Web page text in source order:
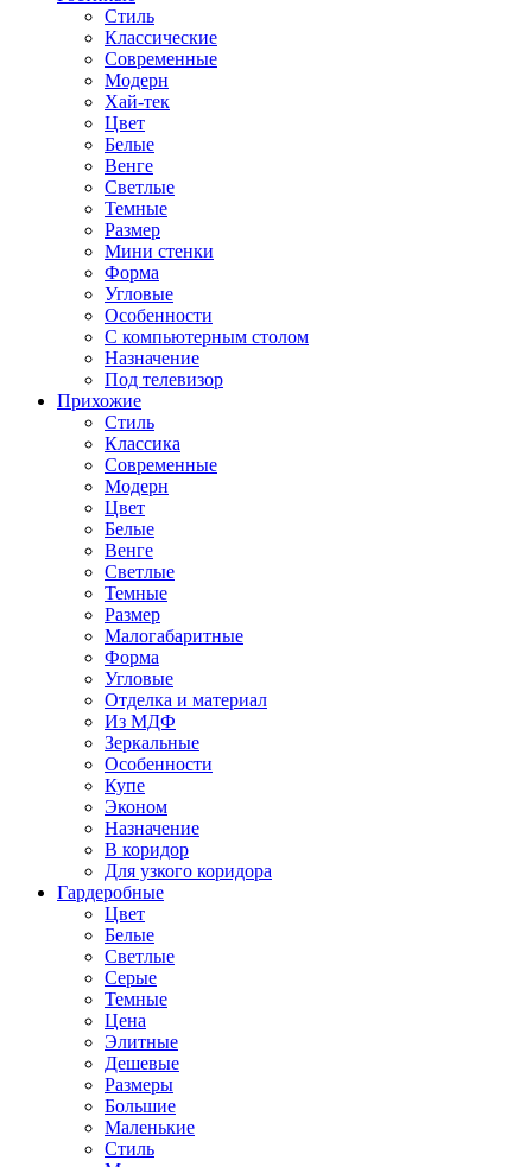
Стиль
Классические
Современные
Модерн
Хай-тек
Цвет
Белые
Венге
Светлые
Темные
Размер
Мини стенки
Форма
Угловые
Особенности
С компьютерным столом
Назначение
Под телевизор
Прихожие
Стиль
Классика
Современные
Модерн
Цвет
Белые
Венге
Светлые
Темные
Размер
Малогабаритные
Форма
Угловые
Отделка и материал
Из МДФ
Зеркальные
Особенности
Купе
Эконом
Назначение
В коридор
Для узкого коридора
Гардеробные
Цвет
Белые
Светлые
Серые
Темные
Цена
Элитные
Дешевые
Размеры
Большие
Маленькие
Стиль